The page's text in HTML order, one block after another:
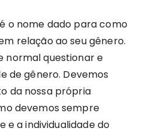
o nome dado para como
relação ao seu gênero.
normal questionar e
de gênero. Devemos
da nossa própria
devemos sempre
e a individualidade do